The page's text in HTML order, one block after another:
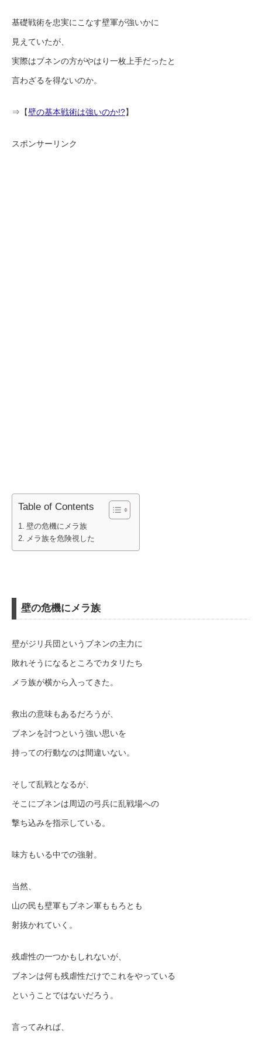
基礎戦術を忠実にこなす壁軍が強いかに
見えていたが、
実際はブネンの方がやはり一枚上手だったと
言わざるを得ないのか。
⇒【壁の基本戦術は強いのか!?】
スポンサーリンク
Table of Contents
壁の危機にメラ族
メラ族を危険視した
壁の危機にメラ族
壁がジリ兵団というブネンの主力に
敗れそうになるところでカタリたち
メラ族が横から入ってきた。
救出の意味もあるだろうが、
ブネンを討つという強い思いを
持っての行動なのは間違いない。
そして乱戦となるが、
そこにブネンは周辺の弓兵に乱戦場への
撃ち込みを指示している。
味方もいる中での強射。
当然、
山の民も壁軍もブネン軍ももろとも
射抜かれていく。
残虐性の一つかもしれないが、
ブネンは何も残虐性だけでこれをやっている
ということではないだろう。
言ってみれば、